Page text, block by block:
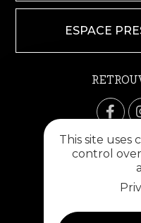
ESPACE
This site uses
control